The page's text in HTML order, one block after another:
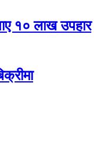
१० लाख उपहार